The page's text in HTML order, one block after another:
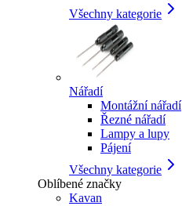
Všechny kategorie
Nářadí
Montážní nářadí
Řezné nářadí
Lampy a lupy
Pájení
Všechny kategorie
Oblíbené značky
Kavan